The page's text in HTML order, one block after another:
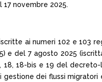
novembre 2025.
ai numeri 102 e 103
e del 7 agosto 2025
18-bis e 19 del
dei flussi